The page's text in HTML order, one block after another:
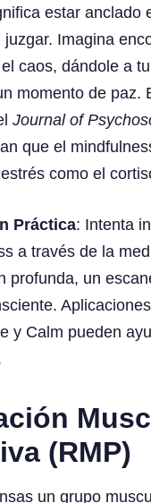
estar anclado
Imagina
caos, dándole a
momento de paz.
Journal of
que el
como el
Práctica: Intenta
a través de la
profunda, un
y Calm pueden
(RMP)
un grupo